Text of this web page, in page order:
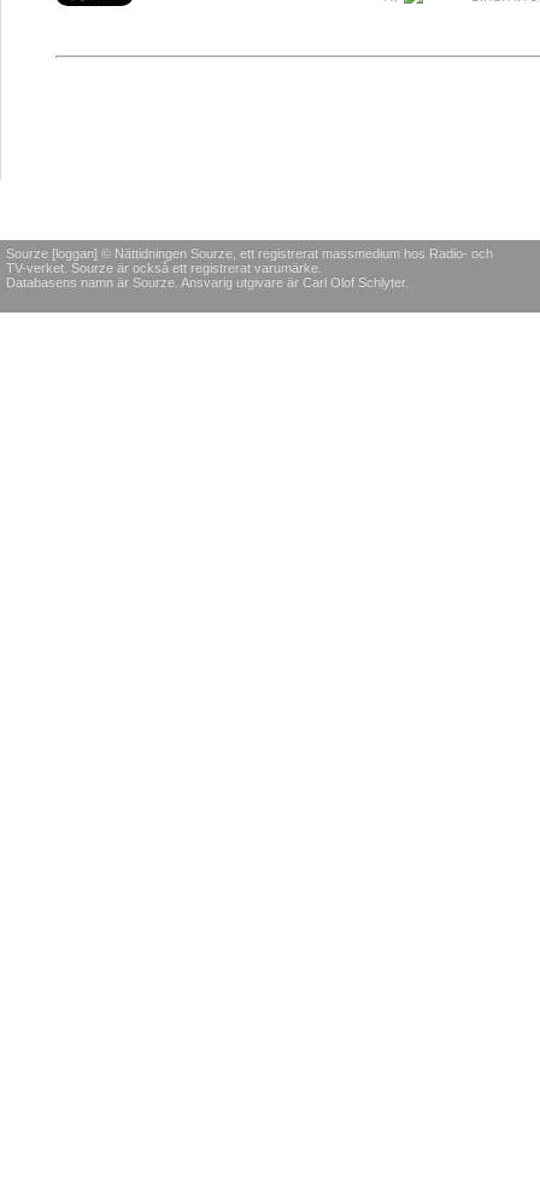
Sourze [loggan] © Nättidningen Sourze, ett registrerat massmedium hos Radio- och
TV-verket. Sourze är också ett registrerat varumärke.
Databasens namn är Sourze. Ansvarig utgivare är Carl Olof Schlyter.